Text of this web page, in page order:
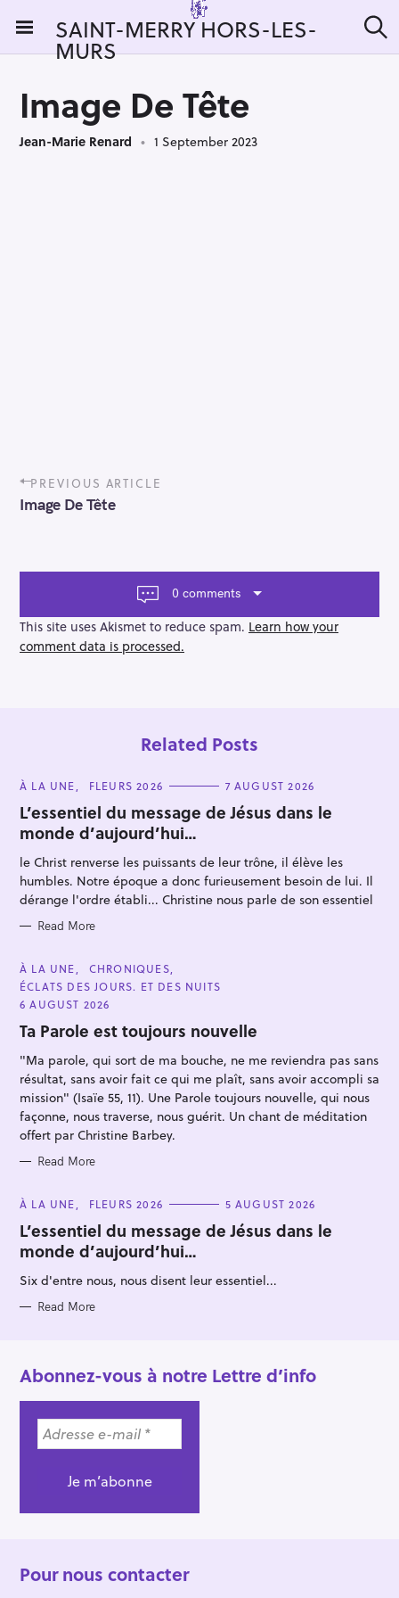
i
SAINT-MERRY HORS-LES-
MURS e
Image De Tête
Jean-Marie Renard 1 September 2023
P
o
s
a
g
a
t
PREVIOUS ARTICLE
Image De Tête
0 comments
This site uses Akismet to reduce spam. Learn how your
comment data is processed.
Related Posts
C
T
E
G
O
R
I
E
S
À LA UNE FLEURS 2026 7 AUGUST 2026
L’essentiel du message de Jésus dans le
monde d’aujourd’hui…
le Christ renverse les puissants de leur trône, il élève les
humbles. Notre époque a donc furieusement besoin de lui. Il
dérange l'ordre établi... Christine nous parle de son essentiel
Read More
C
A
T
E
G
O
R
E
À LA UNE
CHRONIQUES
ÉCLATS DES JOURS. ET DES NUITS
6 AUGUST 2026
Ta Parole est toujours nouvelle
"Ma parole, qui sort de ma bouche, ne me reviendra pas sans
résultat, sans avoir fait ce qui me plaît, sans avoir accompli sa
mission" (Isaïe 55, 11). Une Parole toujours nouvelle, qui nous
façonne, nous traverse, nous guérit. Un chant de méditation
offert par Christine Barbey.
Read More
C
T
E
G
O
R
I
S
À LA UNE FLEURS 2026 5 AUGUST 2026
L’essentiel du message de Jésus dans le
monde d’aujourd’hui…
Six d'entre nous, nous disent leur essentiel...
Read More
Abonnez-vous à notre Lettre d’info
Pour nous contacter
e
a
r
c
h
f
o
r
: